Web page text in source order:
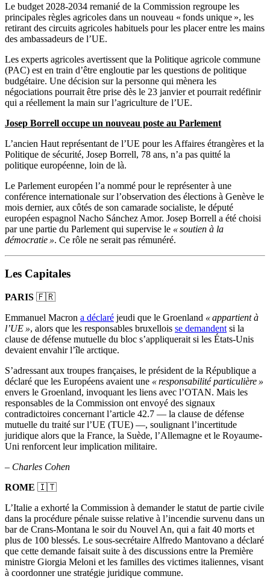
Le budget 2028-2034 remanié de la Commission regroupe les
principales règles agricoles dans un nouveau « fonds unique », les
retirant des circuits agricoles habituels pour les placer entre les mains
des ambassadeurs de l’UE.
Les experts agricoles avertissent que la Politique agricole commune
(PAC) est en train d’être engloutie par les questions de politique
budgétaire. Une décision sur la personne qui mènera les
négociations pourrait être prise dès le 23 janvier et pourrait redéfinir
qui a réellement la main sur l’agriculture de l’UE.
Josep Borrell occupe un nouveau poste au Parlement
L’ancien Haut représentant de l’UE pour les Affaires étrangères et la
Politique de sécurité, Josep Borrell, 78 ans, n’a pas quitté la
politique européenne, loin de là.
Le Parlement européen l’a nommé pour le représenter à une
conférence internationale sur l’observation des élections à Genève le
mois dernier, aux côtés de son camarade socialiste, le député
européen espagnol Nacho Sánchez Amor. Josep Borrell a été choisi
par une partie du Parlement qui supervise le « soutien à la
démocratie ». Ce rôle ne serait pas rémunéré.
Les Capitales
PARIS 🇫🇷
Emmanuel Macron a déclaré jeudi que le Groenland « appartient à
l’UE », alors que les responsables bruxellois se demandent si la
clause de défense mutuelle du bloc s’appliquerait si les États-Unis
devaient envahir l’île arctique.
S’adressant aux troupes françaises, le président de la République a
déclaré que les Européens avaient une « responsabilité particulière »
envers le Groenland, invoquant les liens avec l’OTAN. Mais les
responsables de la Commission ont envoyé des signaux
contradictoires concernant l’article 42.7 — la clause de défense
mutuelle du traité sur l’UE (TUE) —, soulignant l’incertitude
juridique alors que la France, la Suède, l’Allemagne et le Royaume-
Uni renforcent leur implication militaire.
– Charles Cohen
ROME 🇮🇹
L’Italie a exhorté la Commission à demander le statut de partie civile
dans la procédure pénale suisse relative à l’incendie survenu dans un
bar de Crans-Montana le soir du Nouvel An, qui a fait 40 morts et
plus de 100 blessés. Le sous-secrétaire Alfredo Mantovano a déclaré
que cette demande faisait suite à des discussions entre la Première
ministre Giorgia Meloni et les familles des victimes italiennes, visant
à coordonner une stratégie juridique commune.